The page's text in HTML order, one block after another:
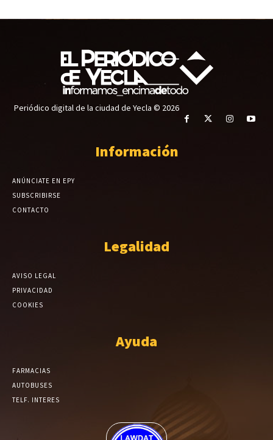
Periódico digital de la ciudad de Yecla © 2026
Información
ANÚNCIATE EN EPY
SUBSCRIBIRSE
CONTACTO
Legalidad
AVISO LEGAL
PRIVACIDAD
COOKIES
Ayuda
FARMACIAS
AUTOBUSES
TELF. INTERES